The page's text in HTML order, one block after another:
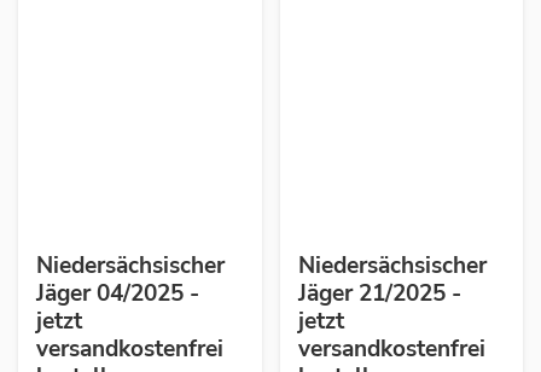
Niedersächsischer
Jäger 04/2025 -
jetzt
versandkostenfrei
Niedersächsischer
Jäger 21/2025 -
jetzt
versandkostenfrei